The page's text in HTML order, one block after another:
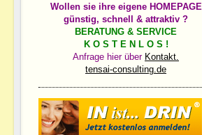
Wollen sie ihre eigene HOMEPAGE
günstig, schnell & attraktiv ?
BERATUNG & SERVICE
K O S T E N L O S !
Anfrage hier über Kontakt.
tensai-consulting.de